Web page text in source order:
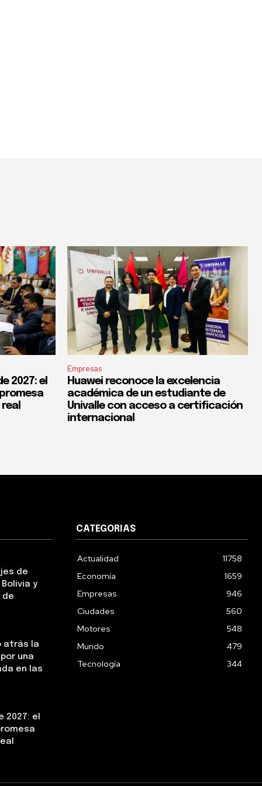
2027: el
Empresas
Huawei reconoce la excelencia
académica de un estudiante de
Univalle con acceso a certificación
internacional
de
y
de
atrás la
una
en las
2027: el
CATEGORIAS
Actualidad
11758
Economía
1659
Empresas
946
Ciudades
560
Motores
548
Mundo
479
Tecnología
344